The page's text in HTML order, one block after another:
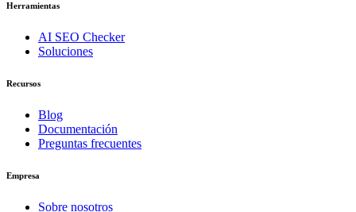
Herramientas
AI SEO Checker
Soluciones
Recursos
Blog
Documentación
Preguntas frecuentes
Empresa
Sobre nosotros